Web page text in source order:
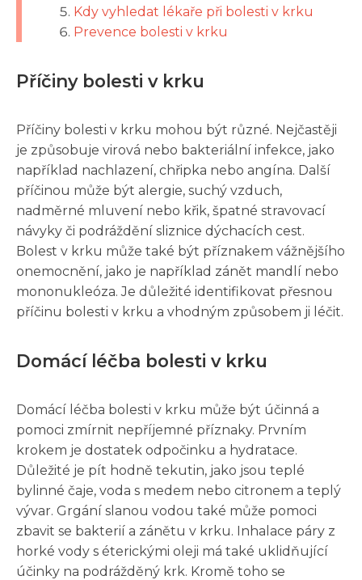
Kdy vyhledat lékaře při bolesti v krku
Prevence bolesti v krku
Příčiny bolesti v krku
Příčiny bolesti v krku mohou být různé. Nejčastěji
je způsobuje virová nebo bakteriální infekce, jako
například nachlazení, chřipka nebo angína. Další
příčinou může být alergie, suchý vzduch,
nadměrné mluvení nebo křik, špatné stravovací
návyky či podráždění sliznice dýchacích cest.
Bolest v krku může také být příznakem vážnějšího
onemocnění, jako je například zánět mandlí nebo
mononukleóza. Je důležité identifikovat přesnou
příčinu bolesti v krku a vhodným způsobem ji léčit.
Domácí léčba bolesti v krku
Domácí léčba bolesti v krku může být účinná a
pomoci zmírnit nepříjemné příznaky. Prvním
krokem je dostatek odpočinku a hydratace.
Důležité je pít hodně tekutin, jako jsou teplé
bylinné čaje, voda s medem nebo citronem a teplý
vývar. Grgání slanou vodou také může pomoci
zbavit se bakterií a zánětu v krku. Inhalace páry z
horké vody s éterickými oleji má také uklidňující
účinky na podrážděný krk. Kromě toho se